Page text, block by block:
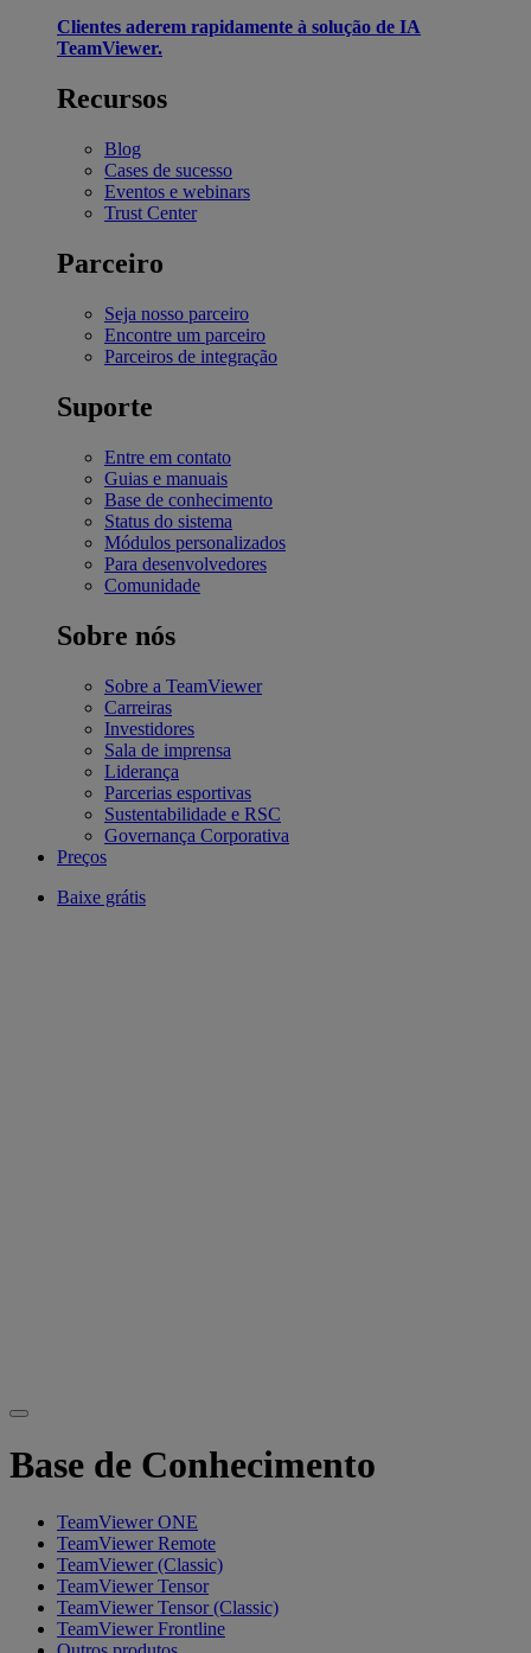
Clientes aderem rapidamente à solução de IA
TeamViewer.
Recursos
Blog
Cases de sucesso
Eventos e webinars
Trust Center
Parceiro
Seja nosso parceiro
Encontre um parceiro
Parceiros de integração
Suporte
Entre em contato
Guias e manuais
Base de conhecimento
Status do sistema
Módulos personalizados
Para desenvolvedores
Comunidade
Sobre nós
Sobre a TeamViewer
Carreiras
Investidores
Sala de imprensa
Liderança
Parcerias esportivas
Sustentabilidade e RSC
Governança Corporativa
Preços
Baixe grátis
Base de Conhecimento
TeamViewer ONE
TeamViewer Remote
TeamViewer (Classic)
TeamViewer Tensor
TeamViewer Tensor (Classic)
TeamViewer Frontline